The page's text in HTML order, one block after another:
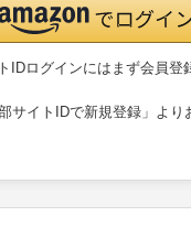
IDログインにはまず会員登
サイトIDで新規登録」より